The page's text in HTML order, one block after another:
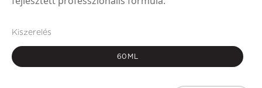
Kiszerelés
60ML